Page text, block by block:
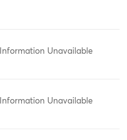
Information Unavailable
Information Unavailable